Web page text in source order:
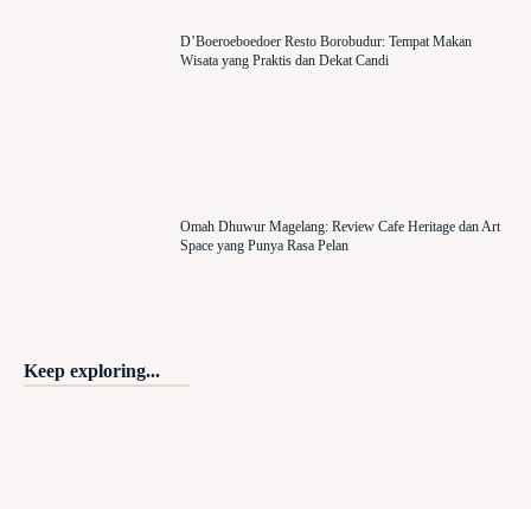
D’Boeroeboedoer Resto Borobudur: Tempat Makan
Wisata yang Praktis dan Dekat Candi
Omah Dhuwur Magelang: Review Cafe Heritage dan Art
Space yang Punya Rasa Pelan
Keep exploring...